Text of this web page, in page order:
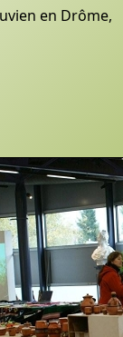
en Drôme,